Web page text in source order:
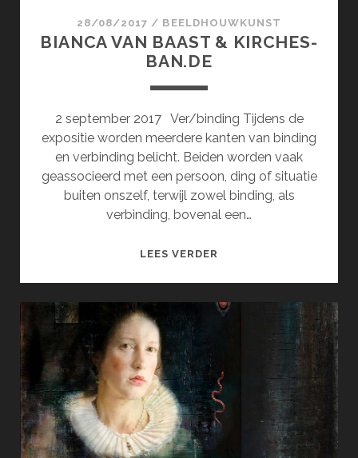
28/08/2017 / BEELDHOUWKUNST
BIANCA VAN BAAST & KIRCHES-
BAN.DE
2 september 2017 Ver/binding Tijdens de
expositie worden meerdere kanten van binding
en verbinding belicht. Beiden worden vaak
geassocieerd met een persoon, ding of situatie
buiten onszelf, terwijl zowel binding, als
verbinding, bovenal een…
LEES VERDER
&